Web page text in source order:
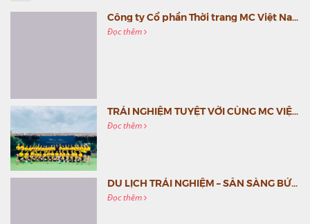
Công ty Cổ phần Thời trang MC Việt Nam (MC Fashion) tổ chức Gala mừng sinh nhật lần thứ 9
Đọc thêm
TRẢI NGHIỆM TUYỆT VỜI CÙNG MC VIỆT NAM
Đọc thêm
DU LỊCH TRẢI NGHIỆM – SẴN SÀNG BỨT PHÁ CÙNG MC VIỆT NAM
Đọc thêm